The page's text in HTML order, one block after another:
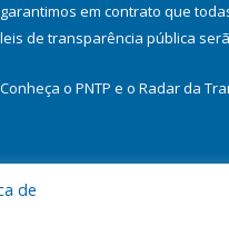
garantimos em contrato que
leis de transparência pública
Conheça o PNTP e o Radar da
de